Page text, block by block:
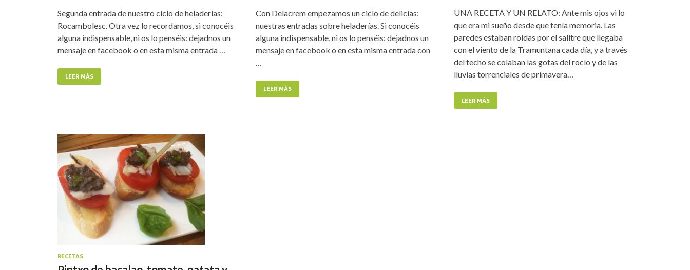
Segunda entrada de nuestro ciclo de heladerías:
Rocambolesc. Otra vez lo recordamos, si conocéis
alguna indispensable, ni os lo penséis: dejadnos un
mensaje en facebook o en esta misma entrada …
LEER MÁS
Con Delacrem empezamos un ciclo de delicias:
nuestras entradas sobre heladerías. Si conocéis
alguna indispensable, ni os lo penséis: dejadnos un
mensaje en facebook o en esta misma entrada con
LEER MÁS
UNA RECETA Y UN RELATO: Ante mis ojos vi lo
que era mi sueño desde que tenía memoria. Las
paredes estaban roídas por el salitre que llegaba
con el viento de la Tramuntana cada día, y a través
del techo se colaban las gotas del rocío y de las
lluvias torrenciales de primavera…
LEER MÁS
RECETAS